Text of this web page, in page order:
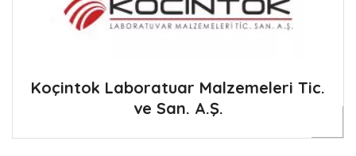
Koçintok Laboratuar Malzemeleri Tic.
ve San. A.Ş.